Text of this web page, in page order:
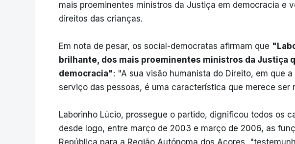
mais proeminentes ministros da Justiça em democracia e
direitos das crianças.
Em nota de pesar, os social-democratas afirmam que
brilhante, dos mais proeminentes ministros da Justiça
democracia": "A sua visão humanista do Direito, em que
serviço das pessoas, é uma característica que merece ser
Laborinho Lúcio, prossegue o partido, dignificou todos os
desde logo, entre março de 2003 e março de 2006, as